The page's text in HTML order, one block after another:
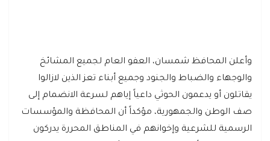
وأعلن المحافظ شمسان، العفو العام لجميع المشائخ
والوجهاء والضباط والجنود وجميع أبناء تعز الذين لازالوا
يقاتلون أو يدعمون الحوثي داعياً إياهم لسرعة الانضمام إلى
صف الوطن والجمهورية، مؤكداً أن المحافظة والمؤسسات
الرسمية للشرعية وإخوانهم في المناطق المحررة يدركون